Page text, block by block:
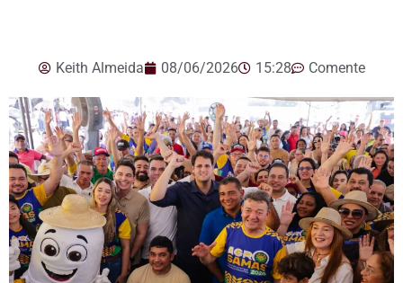
Keith Almeida 08/06/2026 15:28 Comente